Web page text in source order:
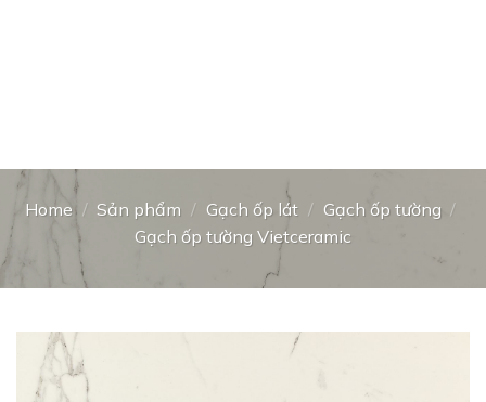
Home / Sản phẩm / Gạch ốp lát / Gạch ốp tường /
Gạch ốp tường Vietceramic